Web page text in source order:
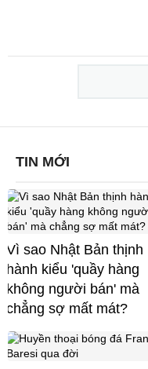
TIN MỚI
Vì sao Nhật Bản thịnh
hành kiểu 'quầy hàng
không người bán' mà
chẳng sợ mất mát?